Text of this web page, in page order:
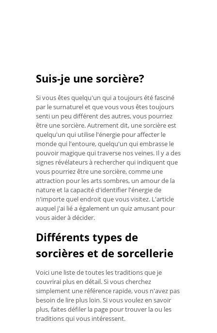
Suis-je une sorcière?
Si vous êtes quelqu'un qui a toujours été fasciné
par le surnaturel et que vous vous êtes toujours
senti un peu différent des autres, vous pourriez
être une sorcière. Autrement dit, une sorcière est
quelqu'un qui utilise l'énergie pour affecter le
monde qui l'entoure, quelqu'un qui embrasse le
pouvoir magique qui traverse nos veines. Il y a des
signes révélateurs à rechercher qui indiquent que
vous pourriez être une sorcière, comme une
attraction pour les arts sombres, un amour de la
nature et la capacité d'identifier l'énergie de
n'importe quel endroit que vous visitez. L'article
auquel j'ai lié a également un quiz amusant pour
vous aider à décider.
Différents types de
sorcières et de sorcellerie
Voici une liste de toutes les traditions que je
couvrirai plus en détail. Si vous cherchez
simplement une référence rapide, vous n'avez pas
besoin de lire plus loin. Si vous voulez en savoir
plus, faites défiler la page pour trouver la ou les
traditions qui vous intéressent.